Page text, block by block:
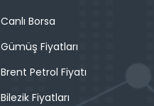
Canlı Borsa
Gümüş Fiyatları
Brent Petrol Fiyatı
Bilezik Fiyatları